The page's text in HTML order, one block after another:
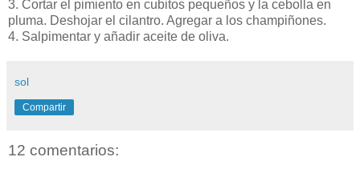
3. Cortar el pimiento en cubitos pequeños y la cebolla en
pluma. Deshojar el cilantro. Agregar a los champiñones.
4. Salpimentar y añadir aceite de oliva.
sol
Compartir
12 comentarios: